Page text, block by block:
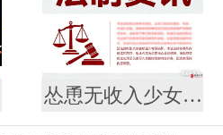
怂恿无收入少女网贷整容？ 法院：合同无效，余款利息全由商家担！